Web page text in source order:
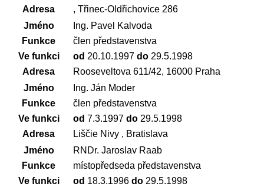
Adresa
, Třinec-Oldřichovice 286
Jméno
Ing. Pavel Kalvoda
Funkce
člen představenstva
Ve funkci
od 20.10.1997 do29.5.1998
Adresa
Rooseveltova 611/42, 16000 Praha
Jméno
Ing. Ján Moder
Funkce
člen představenstva
Ve funkci
od 7.3.1997 do29.5.1998
Adresa
Liščie Nivy , Bratislava
Jméno
RNDr. Jaroslav Raab
Funkce
místopředseda představenstva
Ve funkci
od 18.3.1996 do29.5.1998